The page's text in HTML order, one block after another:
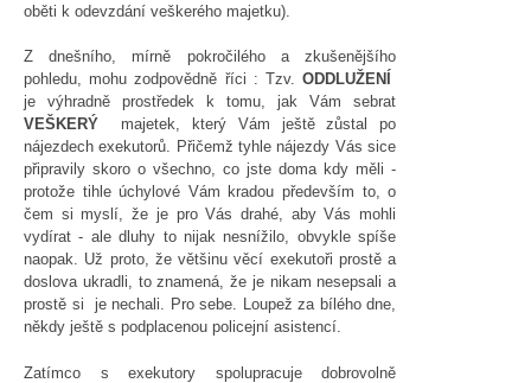
oběti k odevzdání veškerého majetku).
Z dnešního, mírně pokročilého a zkušenějšího
pohledu, mohu zodpovědně říci : Tzv.ODDLUŽENÍ
je výhradně prostředek k tomu, jak Vám sebrat
VEŠKERÝ majetek, který Vám ještě zůstal po
nájezdech exekutorů. Přičemž tyhle nájezdy Vás sice
připravily skoro o všechno, co jste doma kdy měli -
protože tihle úchylové Vám kradou především to, o
čem si myslí, že je pro Vás drahé, aby Vás mohli
vydírat - ale dluhy to nijak nesnížilo, obvykle spíše
naopak. Už proto, že většinu věcí exekutoři prostě a
doslova ukradli, to znamená, že je nikam nesepsali a
prostě si je nechali. Pro sebe. Loupež za bílého dne,
někdy ještě s podplacenou policejní asistencí.
Zatímco s exekutory spolupracuje dobrovolně